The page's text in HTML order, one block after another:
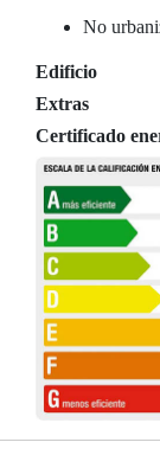
No
Edificio
Extras
Certificado